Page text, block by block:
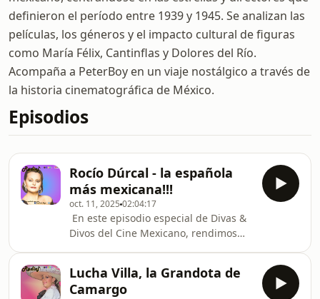
definieron el período entre 1939 y 1945. Se analizan las
películas, los géneros y el impacto cultural de figuras
como María Félix, Cantinflas y Dolores del Río.
Acompaña a PeterBoy en un viaje nostálgico a través de
la historia cinematográfica de México.
Episodios
Rocío Dúrcal - la española
más mexicana!!!
oct. 11, 2025 02:04:17
️ En este episodio especial de Divas &
Divos del Cine Mexicano, rendimos
conquistó el corazón de México: Rocío
Dúrcal. Junto a Edu Canseco,
️Lucha Villa, la Grandota de
Camargo